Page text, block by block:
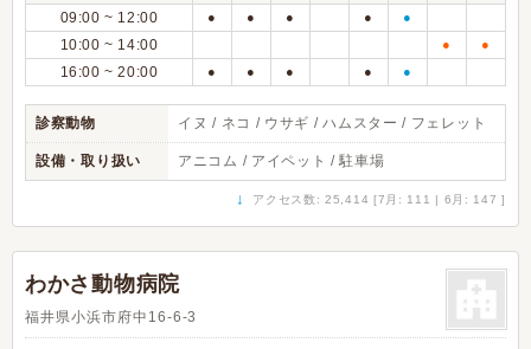
09:00 ~ 12:00
● ● ● ● ●
10:00 ~ 14:00 ● ●
16:00 ~ 20:00 ● ● ● ● ●
診察動物 イヌ / ネコ / ウサギ / ハムスター / フェレット
設備・取り扱い アニコム / アイペット / 駐車場
↓ アクセス数: 25,414 [7月: 111 | 6月: 147 ]
わかさ動物病院
福井県小浜市府中16-6-3